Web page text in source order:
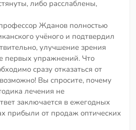
либо расслаблены,
Жданов полностью
учёного и подтвердил
улучшение зрения
первых упражнений. Что
сразу отказаться от
Вы спросите, почему
лечения не
заключается в ежегодных
прибыли от продаж оптических